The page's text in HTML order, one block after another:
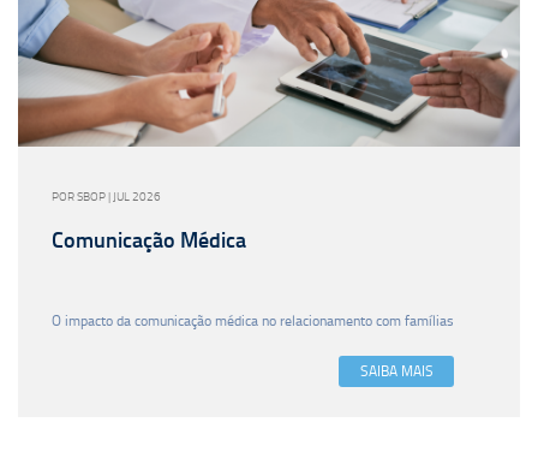
POR SBOP | JUL 2026
Comunicação Médica
O impacto da comunicação médica no relacionamento com famílias
SAIBA MAIS